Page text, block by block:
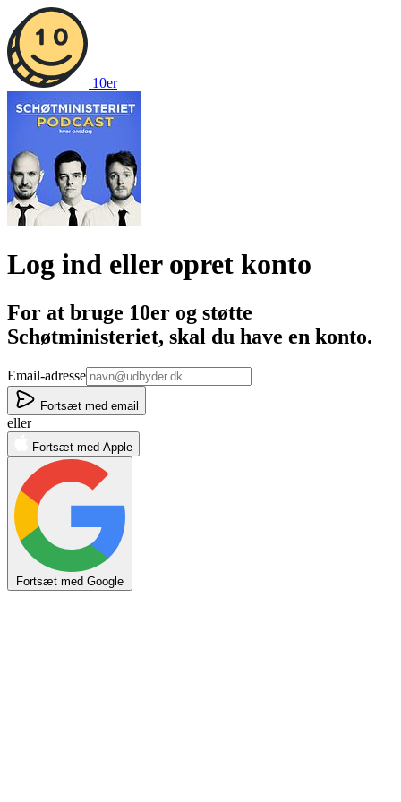
10er
Log ind eller opret konto
For at bruge 10er og støtte
Schøtministeriet, skal du have en konto.
Email-adresse
Fortsæt med email
eller
Fortsæt med Apple
Fortsæt med Google